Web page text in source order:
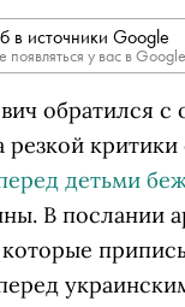
в источники Google
у вас в
обратился с
критики
детьми
В послании